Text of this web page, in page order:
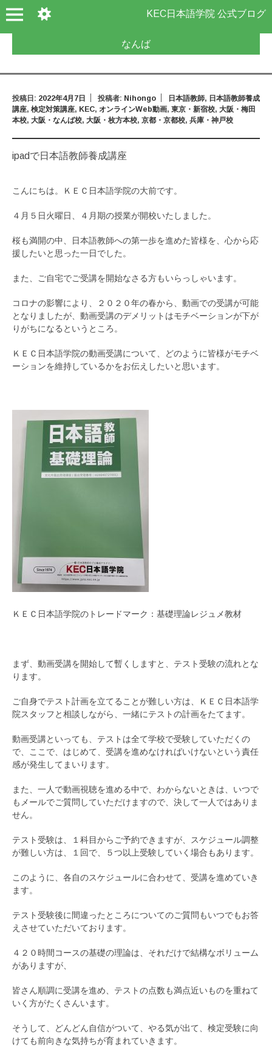
KEC日本語学院 公式ブログ
なんば
投稿日: 2022年4月7日 投稿者: Nihongo 日本語教師, 日本語教師養成
講座, 検定対策講座, KEC, オンラインWeb動画, 東京・新宿校, 大阪・梅田
本校, 大阪・なんば校, 大阪・枚方本校, 京都・京都校, 兵庫・神戸校
ipadで日本語教師養成講座
こんにちは。ＫＥＣ日本語学院の大前です。
４月５日火曜日、４月期の授業が開校いたしました。
桜も満開の中、日本語教師への第一歩を進めた皆様を、心から応
援したいと思った一日でした。
また、ご自宅でご受講を開始なさる方もいらっしゃいます。
コロナの影響により、２０２０年の春から、動画での受講が可能
となりましたが、動画受講のデメリットはモチベーションが下が
りがちになるというところ。
ＫＥＣ日本語学院の動画受講について、どのように皆様がモチベ
ーションを維持しているかをお伝えしたいと思います。
ＫＥＣ日本語学院のトレードマーク：基礎理論レジュメ教材
まず、動画受講を開始して暫くしますと、テスト受験の流れとな
ります。
ご自身でテスト計画を立てることが難しい方は、ＫＥＣ日本語学
院スタッフと相談しながら、一緒にテストの計画をたてます。
動画受講といっても、テストは全て学校で受験していただくの
で、ここで、はじめて、受講を進めなければいけないという責任
感が発生してまいります。
また、一人で動画視聴を進める中で、わからないときは、いつで
もメールでご質問していただけますので、決して一人ではありま
せん。
テスト受験は、１科目からご予約できますが、スケジュール調整
が難しい方は、１回で、５つ以上受験していく場合もあります。
このように、各自のスケジュールに合わせて、受講を進めていき
ます。
テスト受験後に間違ったところについてのご質問もいつでもお答
えさせていただいております。
４２０時間コースの基礎の理論は、それだけで結構なボリューム
がありますが、
皆さん順調に受講を進め、テストの点数も満点近いものを重ねて
いく方がたくさんいます。
そうして、どんどん自信がついて、やる気が出て、検定受験に向
けても前向きな気持ちが育まれていきます。